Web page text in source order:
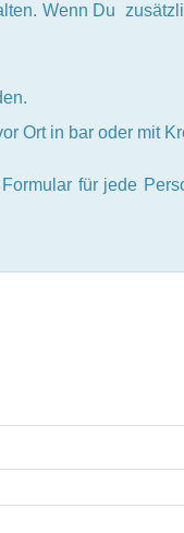
Wenn Du
Ort in bar oder mit
für jede